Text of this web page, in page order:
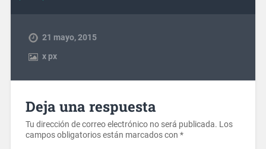
21 mayo, 2015
xpx
Deja una respuesta
Tu dirección de correo electrónico no será publicada. Los
campos obligatorios están marcados con *